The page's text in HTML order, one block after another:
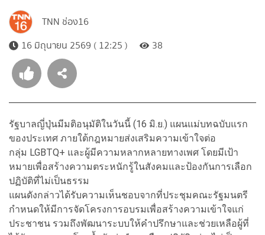
TNN ช่อง16
16 มิถุนายน 2569 ( 12:25 )
38
รัฐบาลญี่ปุ่นมีมติอนุมัติในวันนี้ (16 มิ.ย.) แผนแม่บทฉบับแรก
ของประเทศ ภายใต้กฎหมายส่งเสริมความเข้าใจต่อ
กลุ่ม LGBTQ+ และผู้มีความหลากหลายทางเพศ โดยมีเป้า
หมายเพื่อสร้างความตระหนักรู้ในสังคมและป้องกันการเลือก
ปฏิบัติที่ไม่เป็นธรรม
แผนดังกล่าวได้รับความเห็นชอบจากที่ประชุมคณะรัฐมนตรี
กำหนดให้มีการจัดโครงการอบรมเพื่อสร้างความเข้าใจแก่
ประชาชน รวมถึงพัฒนาระบบให้คำปรึกษาและช่วยเหลือผู้ที่